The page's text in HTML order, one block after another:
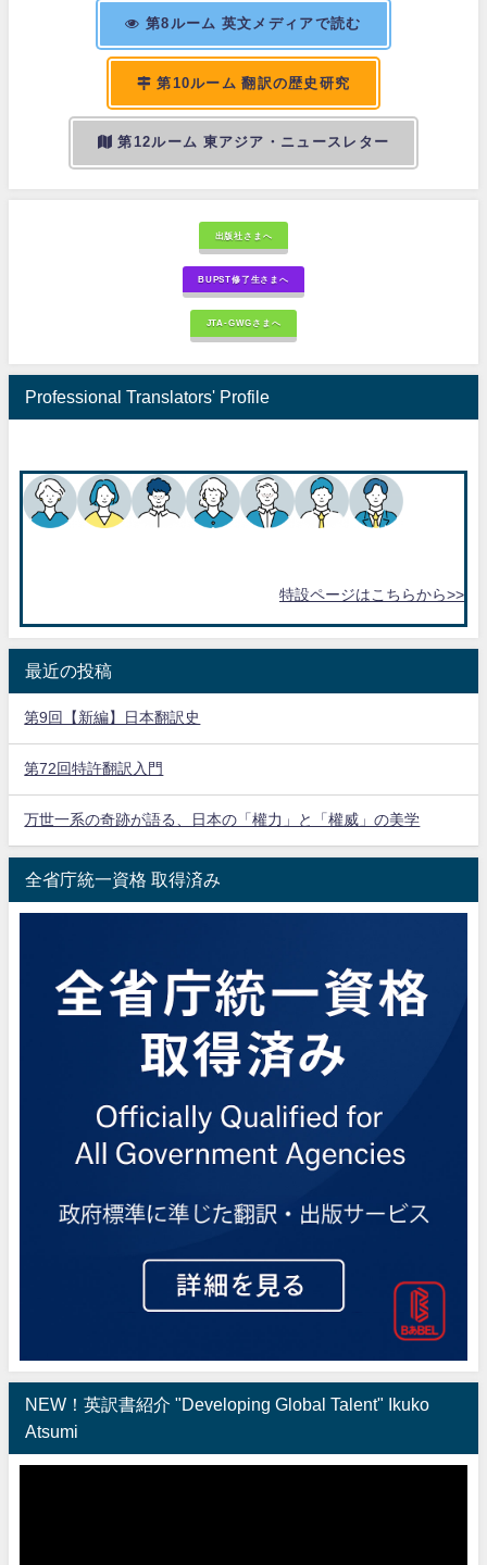
第8ルーム 英文メディアで読む
第10ルーム 翻訳の歴史研究
第12ルーム 東アジア・ニュースレター
出版社さまへ
BUPST修了生さまへ
JTA-GWGさまへ
Professional Translators' Profile
特設ページはこちらから>>
最近の投稿
第9回【新編】日本翻訳史
第72回特許翻訳入門
万世一系の奇跡が語る、日本の「權力」と「權威」の美学
全省庁統一資格 取得済み
NEW！英訳書紹介 "Developing Global Talent" Ikuko
Atsumi